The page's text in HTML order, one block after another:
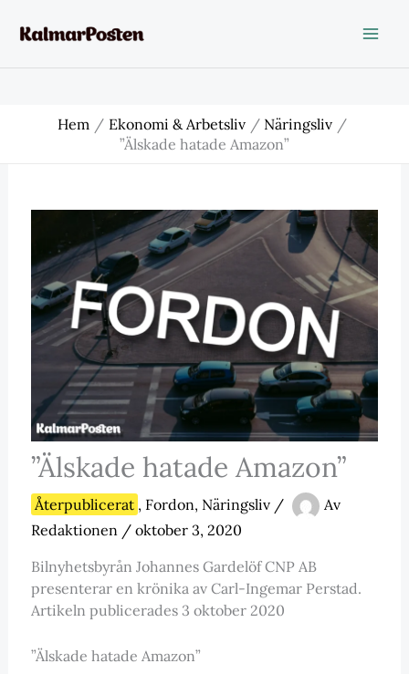
Hem Ekonomi & Arbetsliv
Näringsliv
”Älskade hatade Amazon”
”Älskade hatade Amazon”
Återpublicerat , Fordon, Näringsliv/
Av
Redaktionen / oktober 3, 2020
Bilnyhetsbyrån Johannes Gardelöf CNP AB
presenterar en krönika av Carl-Ingemar Perstad.
Artikeln publicerades 3 oktober 2020
”Älskade hatade Amazon”